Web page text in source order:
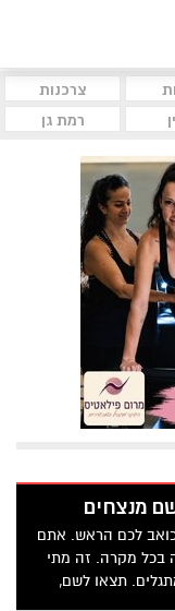
צרכנות
רמת גן
מנצחים
לכם הראש. אתם
בכל מקרה. זה מתי
תצאו לשם,